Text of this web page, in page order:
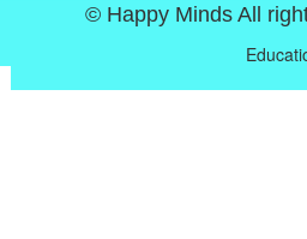
© Happy Minds All